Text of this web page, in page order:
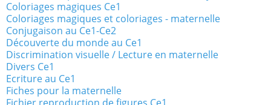
Coloriages magiques Ce1
Coloriages magiques et coloriages - maternelle
Conjugaison au Ce1-Ce2
Découverte du monde au Ce1
Discrimination visuelle / Lecture en maternelle
Divers Ce1
Ecriture au Ce1
Fiches pour la maternelle